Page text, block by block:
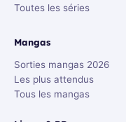
Toutes les séries
Mangas
Sorties mangas 2026
Les plus attendus
Tous les mangas